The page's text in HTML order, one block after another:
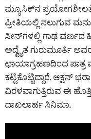
ಮ್ಯೂಸಿಕ್‌ನ
ಪ್ರೀತಿಯಲ್ಲಿ ನಲುಗುವ ಮನು
ಸೀನ್‌ಗಳಲ್ಲಿ ಗಾಢ ವರ್ಣದ
ಅದ್ವೈತ ಗುರುಮೂರ್ತಿ
ಛಾಯಾಗ್ರಹಣದಿಂದ ಪಾತ್ರ
ಕಟ್ಟಿಕೊಟ್ಟಿದ್ದಾರೆ. ಆಕ್ಷನ್‌
ವಿರಳವಾಗುತ್ತಿರುವ ಈ
ದಾಖಲಾರ್ಹ ಸಿನಿಮಾ.